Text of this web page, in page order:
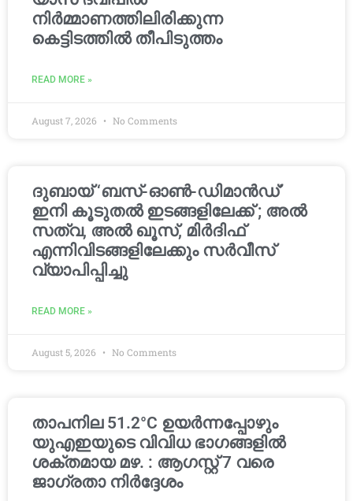
നിർമ്മാണത്തിലിരിക്കുന്ന
കെട്ടിടത്തിൽ തീപിടുത്തം
READ MORE »
August 7, 2026 No Comments
ദുബായ് ‘ബസ്-ഓൺ-ഡിമാൻഡ്’
ഇനി കൂടുതൽ ഇടങ്ങളിലേക്ക് ; അൽ
സത്വ, അൽ ഖൂസ്, മിർദിഫ്
എന്നിവിടങ്ങളിലേക്കും സർവീസ്
വ്യാപിപ്പിച്ചു
READ MORE »
August 5, 2026 No Comments
താപനില 51.2°C ഉയർന്നപ്പോഴും
യുഎഇയുടെ വിവിധ ഭാഗങ്ങളിൽ
ശക്തമായ മഴ. : ആഗസ്റ്റ് 7 വരെ
ജാഗ്രതാ നിർദ്ദേശം